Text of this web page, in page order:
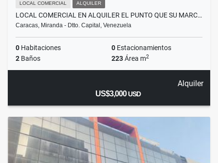
LOCAL COMERCIAL ALQUILER
LOCAL COMERCIAL EN ALQUILER EL PUNTO QUE SU MARC…
Caracas, Miranda - Dtto. Capital, Venezuela
0 Habitaciones 0 Estacionamientos
2 Baños 223Área m2
Alquiler
US$3,000USD